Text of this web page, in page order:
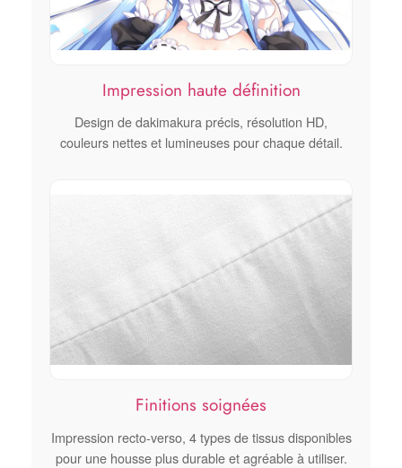
Impression haute définition
Design de dakimakura précis, résolution HD,
couleurs nettes et lumineuses pour chaque détail.
Finitions soignées
Impression recto-verso, 4 types de tissus disponibles
pour une housse plus durable et agréable à utiliser.